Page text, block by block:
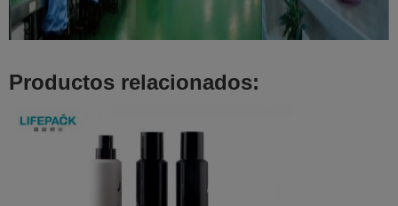
Productos relacionados: